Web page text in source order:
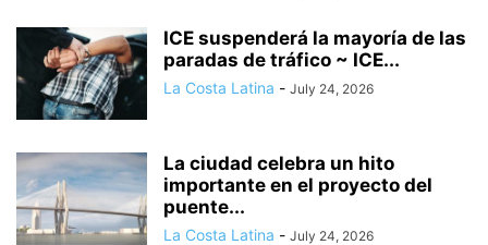
ICE suspenderá la mayoría de las
paradas de tráfico ~ ICE...
La Costa Latina - July 24, 2026
La ciudad celebra un hito
importante en el proyecto del
puente...
La Costa Latina - July 24, 2026